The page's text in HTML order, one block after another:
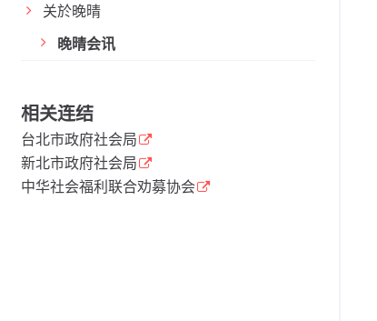
关於晚晴
晚晴会讯
相关连结
台北市政府社会局
新北市政府社会局
中华社会福利联合劝募协会